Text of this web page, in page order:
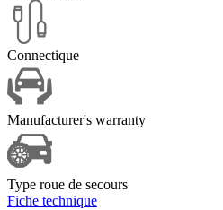
Connectique
Manufacturer's warranty
Type roue de secours
Fiche technique